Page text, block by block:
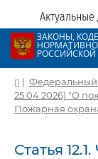
ЗАКОНЫ,
| Федеральный
25.04.2026) "О
Пожарная
Статья